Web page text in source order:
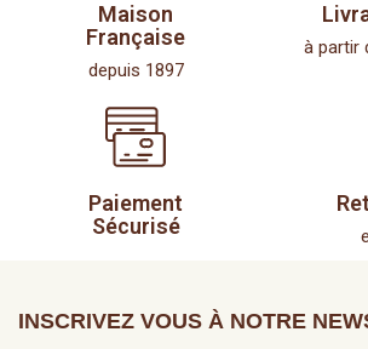
Maison
Française
depuis 1897
à partir
Paiement
Sécurisé
INSCRIVEZ VOUS À NOTRE